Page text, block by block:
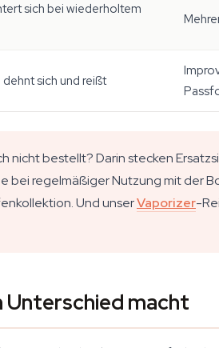
sich bei wiederholtem
sich und reißt
nicht bestellt? Darin stecken
regelmäßiger Nutzung mit der
Und unserVaporizer-
Unterschied macht